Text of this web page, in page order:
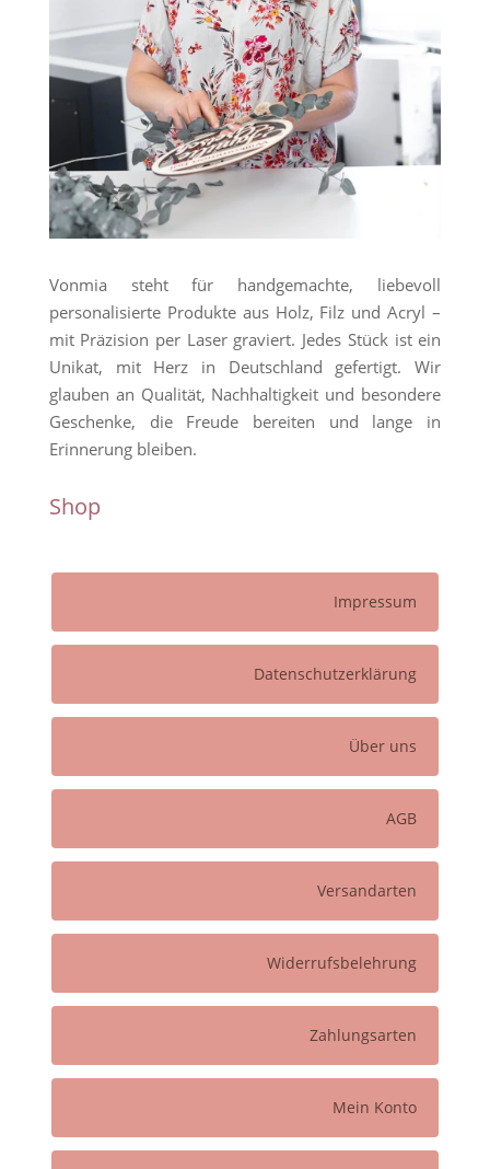
Vonmia steht für handgemachte, liebevoll
personalisierte Produkte aus Holz, Filz und Acryl –
mit Präzision per Laser graviert. Jedes Stück ist ein
Unikat, mit Herz in Deutschland gefertigt. Wir
glauben an Qualität, Nachhaltigkeit und besondere
Geschenke, die Freude bereiten und lange in
Erinnerung bleiben.
Shop
Impressum
Datenschutzerklärung
Über uns
AGB
Versandarten
Widerrufsbelehrung
Zahlungsarten
Mein Konto